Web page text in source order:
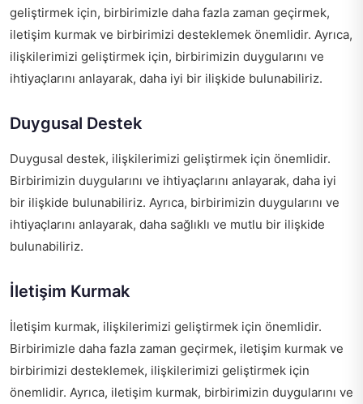
geliştirmek için, birbirimizle daha fazla zaman geçirmek,
iletişim kurmak ve birbirimizi desteklemek önemlidir. Ayrıca,
ilişkilerimizi geliştirmek için, birbirimizin duygularını ve
ihtiyaçlarını anlayarak, daha iyi bir ilişkide bulunabiliriz.
Duygusal Destek
Duygusal destek, ilişkilerimizi geliştirmek için önemlidir.
Birbirimizin duygularını ve ihtiyaçlarını anlayarak, daha iyi
bir ilişkide bulunabiliriz. Ayrıca, birbirimizin duygularını ve
ihtiyaçlarını anlayarak, daha sağlıklı ve mutlu bir ilişkide
bulunabiliriz.
İletişim Kurmak
İletişim kurmak, ilişkilerimizi geliştirmek için önemlidir.
Birbirimizle daha fazla zaman geçirmek, iletişim kurmak ve
birbirimizi desteklemek, ilişkilerimizi geliştirmek için
önemlidir. Ayrıca, iletişim kurmak, birbirimizin duygularını ve